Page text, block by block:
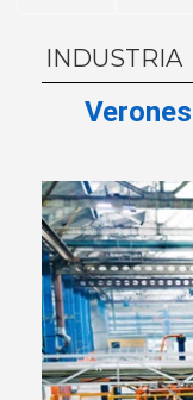
INDUSTRIA